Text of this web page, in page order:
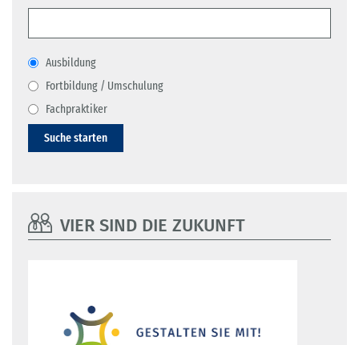
Ausbildung
Fortbildung / Umschulung
Fachpraktiker
Suche starten
VIER SIND DIE ZUKUNFT